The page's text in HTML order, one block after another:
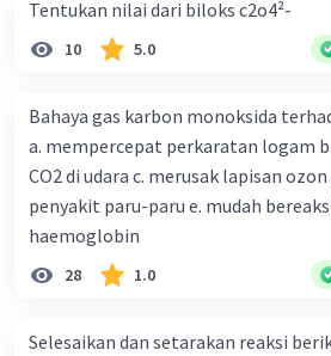
Tentukan nilai dari biloks c2o4²-
10 5.0
Bahaya gas karbon monoksida
a. mempercepat perkaratan logam b. mengurangi kadar
CO2 di udara c. merusak lapisan ozon d. menyebabkan
penyakit paru-paru e. mudah bereaksi dengan
haemoglobin
28 1.0
Selesaikan dan setarakan reaksi